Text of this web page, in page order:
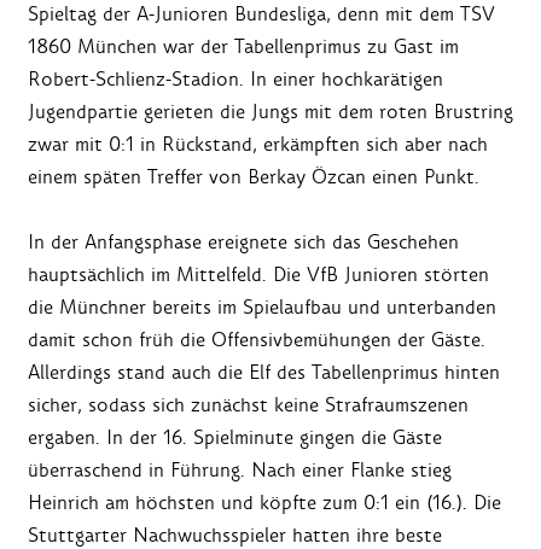
Spieltag der A-Junioren Bundesliga, denn mit dem TSV
1860 München war der Tabellenprimus zu Gast im
Robert-Schlienz-Stadion. In einer hochkarätigen
Jugendpartie gerieten die Jungs mit dem roten Brustring
zwar mit 0:1 in Rückstand, erkämpften sich aber nach
einem späten Treffer von Berkay Özcan einen Punkt.
In der Anfangsphase ereignete sich das Geschehen
hauptsächlich im Mittelfeld. Die VfB Junioren störten
die Münchner bereits im Spielaufbau und unterbanden
damit schon früh die Offensivbemühungen der Gäste.
Allerdings stand auch die Elf des Tabellenprimus hinten
sicher, sodass sich zunächst keine Strafraumszenen
ergaben. In der 16. Spielminute gingen die Gäste
überraschend in Führung. Nach einer Flanke stieg
Heinrich am höchsten und köpfte zum 0:1 ein (16.). Die
Stuttgarter Nachwuchsspieler hatten ihre beste